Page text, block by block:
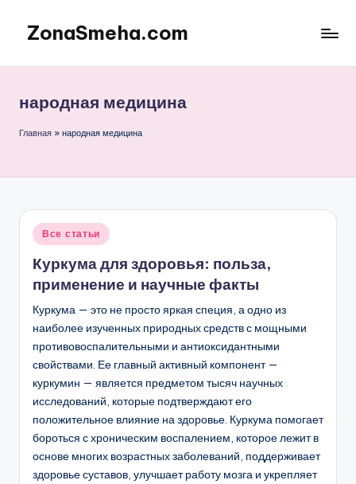
Перейти
содержимому
ZonaSmeha.com
питание
народная медицина
Главная » народная медицина
Опубликовано
Все статьи
Куркума для здоровья: польза,
применение и научные факты
Куркума — это не просто яркая специя, а одно из
наиболее изученных природных средств с мощными
противовоспалительными и антиоксидантными
свойствами. Ее главный активный компонент —
куркумин — является предметом тысяч научных
исследований, которые подтверждают его
положительное влияние на здоровье. Куркума помогает
бороться с хроническим воспалением, которое лежит в
основе многих возрастных заболеваний, поддерживает
здоровье суставов, улучшает работу мозга и укрепляет